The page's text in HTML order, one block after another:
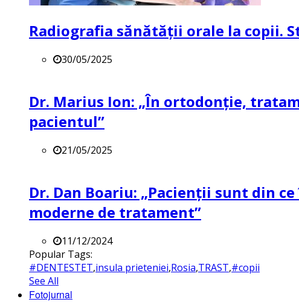
Radiografia sănătății orale la copii.
30/05/2025
Dr. Marius Ion: „În ortodonție,
pacientul”
21/05/2025
Dr. Dan Boariu: „Pacienții sunt din
moderne de tratament”
11/12/2024
Popular Tags:
#DENTESTET,insula prieteniei,Rosia,TRAST,#copii
See All
Fotojurnal